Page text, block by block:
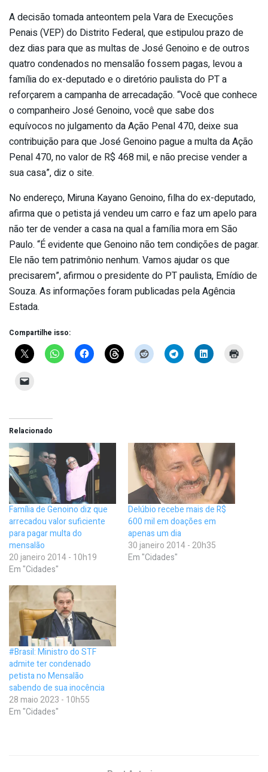
A decisão tomada anteontem pela Vara de Execuções
Penais (VEP) do Distrito Federal, que estipulou prazo de
dez dias para que as multas de José Genoino e de outros
quatro condenados no mensalão fossem pagas, levou a
família do ex-deputado e o diretório paulista do PT a
reforçarem a campanha de arrecadação. “Você que conhece
o companheiro José Genoino, você que sabe dos
equívocos no julgamento da Ação Penal 470, deixe sua
contribuição para que José Genoino pague a multa da Ação
Penal 470, no valor de R$ 468 mil, e não precise vender a
sua casa”, diz o site.
No endereço, Miruna Kayano Genoino, filha do ex-deputado,
afirma que o petista já vendeu um carro e faz um apelo para
não ter de vender a casa na qual a família mora em São
Paulo. “É evidente que Genoino não tem condições de pagar.
Ele não tem patrimônio nenhum. Vamos ajudar os que
precisarem”, afirmou o presidente do PT paulista, Emídio de
Souza. As informações foram publicadas pela Agência
Estada.
Compartilhe isso:
Relacionado
Família de Genoino diz que
arrecadou valor suficiente
para pagar multa do
mensalão
20 janeiro 2014 - 10h19
Em "Cidades"
Delúbio recebe mais de R$
600 mil em doações em
apenas um dia
30 janeiro 2014 - 20h35
Em "Cidades"
#Brasil: Ministro do STF
admite ter condenado
petista no Mensalão
sabendo de sua inocência
28 maio 2023 - 10h55
Em "Cidades"